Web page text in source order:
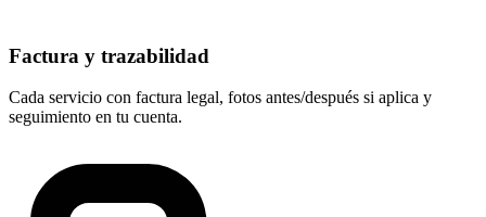
Factura y trazabilidad
Cada servicio con factura legal, fotos antes/después si aplica y
seguimiento en tu cuenta.